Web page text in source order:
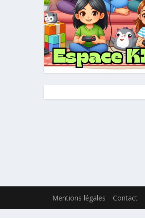
Mentions légales Contact